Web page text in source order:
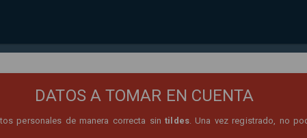
DATOS A TOMAR EN CUENTA
personales de manera correcta sintildes. Una vez registrado, no